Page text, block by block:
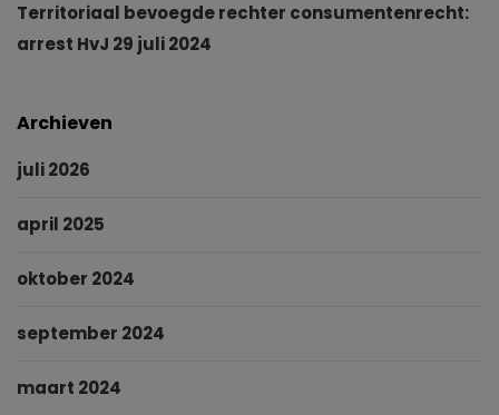
Territoriaal bevoegde rechter consumentenrecht:
arrest HvJ 29 juli 2024
Archieven
juli 2026
april 2025
oktober 2024
september 2024
maart 2024